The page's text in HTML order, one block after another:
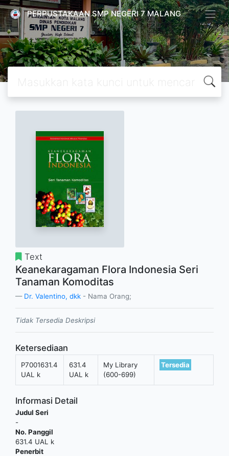
PERPUSTAKAAN SMP NEGERI 7 MALANG
Text
Keanekaragaman Flora Indonesia Seri
Tanaman Komoditas
Dr. Valentino, dkk - Nama Orang;
Tidak Tersedia Deskripsi
Ketersediaan
P7001631.4
UAL k
631.4
UAL k
My Library
(600-699)
Tersedia
Informasi Detail
Judul Seri
-
No. Panggil
631.4 UAL k
Penerbit